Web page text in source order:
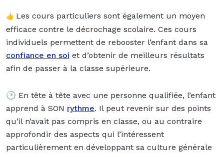
👍 Les cours particuliers sont également un moyen
efficace contre le décrochage scolaire. Ces cours
individuels permettent de rebooster l’enfant dans sa
confiance en soi et d’obtenir de meilleurs résultats
afin de passer à la classe supérieure.
🕑 En tête à tête avec une personne qualifiée, l’enfant
apprend à SON rythme. Il peut revenir sur des points
qu’il n’avait pas compris en classe, ou au contraire
approfondir des aspects qui l’intéressent
particulièrement en développant sa culture générale